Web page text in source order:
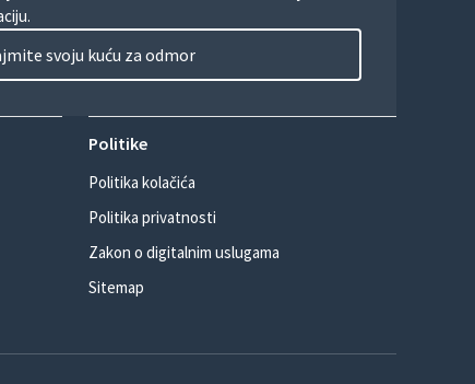
svoju kuću za odmor
Politike
Politika kolačića
Politika privatnosti
Zakon o digitalnim uslugama
Sitemap